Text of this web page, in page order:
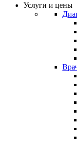
Услуги и цены